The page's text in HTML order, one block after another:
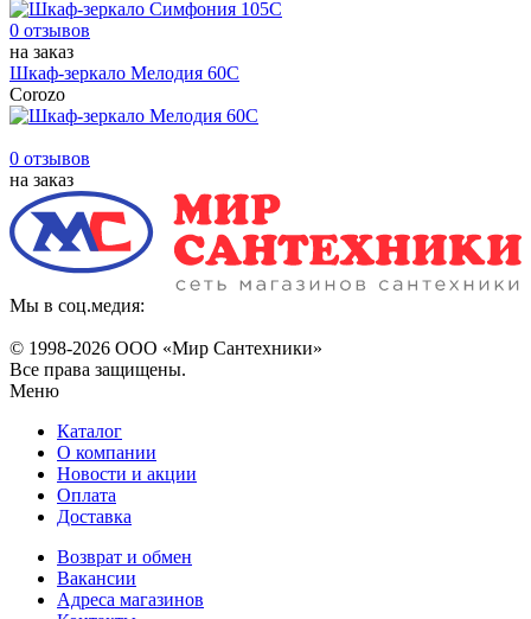
0 отзывов
на заказ
Шкаф-зеркало Мелодия 60С
Corozo
0 отзывов
на заказ
Мы в соц.медия:
© 1998-2026 ООО «Мир Сантехники»
Все права защищены.
Меню
Каталог
О компании
Новости и акции
Оплата
Доставка
Возврат и обмен
Вакансии
Адреса магазинов